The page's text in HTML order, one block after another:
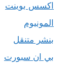
اكسس بوينت
المونيوم
بنشر متنقل
بي ان سبورت